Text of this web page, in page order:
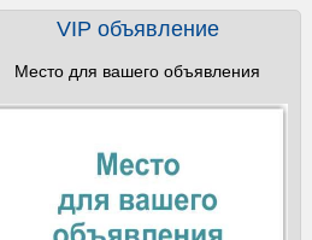
VIP объявление
Место для вашего объявления